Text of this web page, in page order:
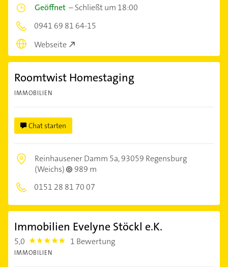
Geöffnet –Schließt um 18:00
0941 69 81 64-15
Webseite
Roomtwist Homestaging
IMMOBILIEN
Chat starten
Reinhausener Damm 5a,93059 Regensburg
(Weichs)
989 m
0151 28 81 70 07
Immobilien Evelyne Stöckl e.K.
5,0 5.0 1 Bewertung
IMMOBILIEN